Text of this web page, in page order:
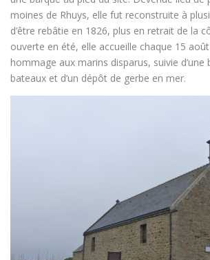
moines de Rhuys, elle fut reconstruite à
d’être rebâtie en 1826, plus en retrait de la
ouverte en été, elle accueille chaque 15
hommage aux marins disparus, suivie d’une
bateaux et d’un dépôt de gerbe en mer.